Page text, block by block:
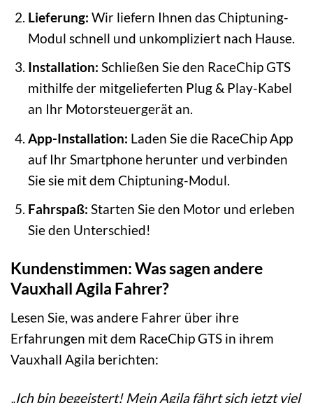
Lieferung: Wir liefern Ihnen das Chiptuning-
Modul schnell und unkompliziert nach Hause.
Installation: Schließen Sie den RaceChip GTS
mithilfe der mitgelieferten Plug & Play-Kabel
an Ihr Motorsteuergerät an.
App-Installation: Laden Sie die RaceChip App
auf Ihr Smartphone herunter und verbinden
Sie sie mit dem Chiptuning-Modul.
Fahrspaß: Starten Sie den Motor und erleben
Sie den Unterschied!
Kundenstimmen: Was sagen andere
Vauxhall Agila Fahrer?
Lesen Sie, was andere Fahrer über ihre
Erfahrungen mit dem RaceChip GTS in ihrem
Vauxhall Agila berichten:
„Ich bin begeistert! Mein Agila fährt sich jetzt viel